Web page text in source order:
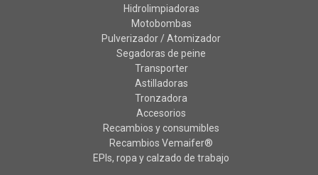
Hidrolimpiadoras
Motobombas
Pulverizador / Atomizador
Segadoras de peine
Transporter
Astilladoras
Tronzadora
Accesorios
Recambios y consumibles
Recambios Vemaifer®
EPIs, ropa y calzado de trabajo